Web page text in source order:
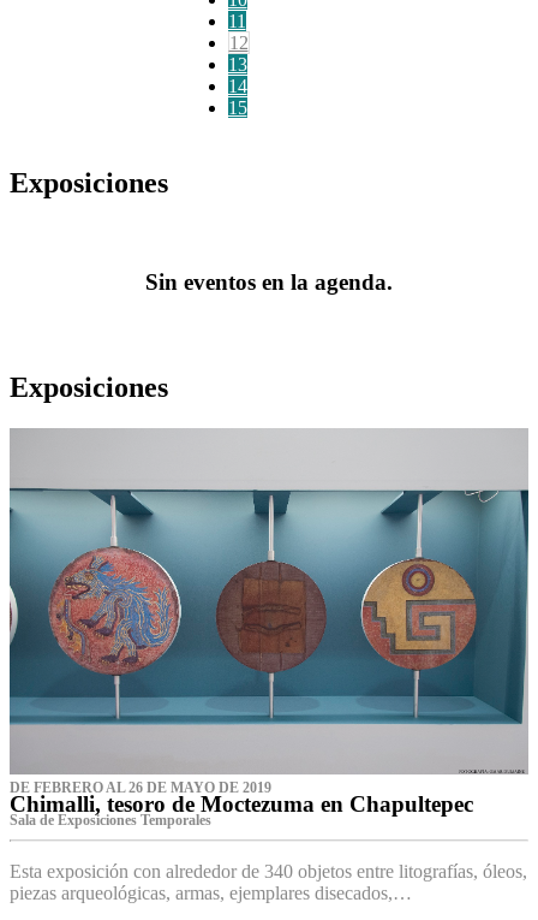
11
12
13
14
15
Exposiciones
Sin eventos en la agenda.
Exposiciones
DE FEBRERO AL 26 DE MAYO DE 2019
Chimalli, tesoro de Moctezuma en Chapultepec
Sala de Exposiciones Temporales
Esta exposición con alrededor de 340 objetos entre litografías, óleos,
piezas arqueológicas, armas, ejemplares disecados,…